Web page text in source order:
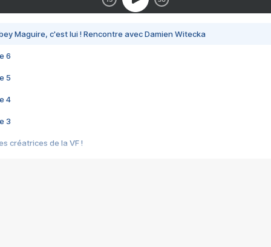
Maguire, c'est lui ! Rencontre avec Damien Witecka
6
5
4
3
créatrices de la VF !